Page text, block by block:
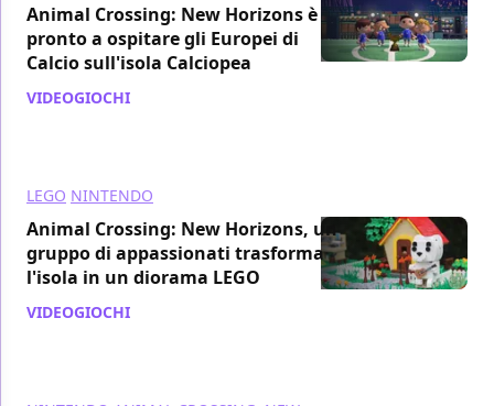
Animal Crossing: New Horizons è
pronto a ospitare gli Europei di
Calcio sull'isola Calciopea
VIDEOGIOCHI
LEGO NINTENDO
Animal Crossing: New Horizons, un
gruppo di appassionati trasforma
l'isola in un diorama LEGO
VIDEOGIOCHI